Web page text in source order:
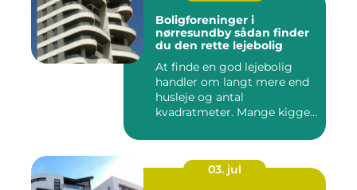
Boligforeninger i
nørresundby sådan finder
du den rette lejebolig
At finde en god lejebolig
handler om langt mere end
husleje og antal
kvadratmeter. Mange kigger
03. jul